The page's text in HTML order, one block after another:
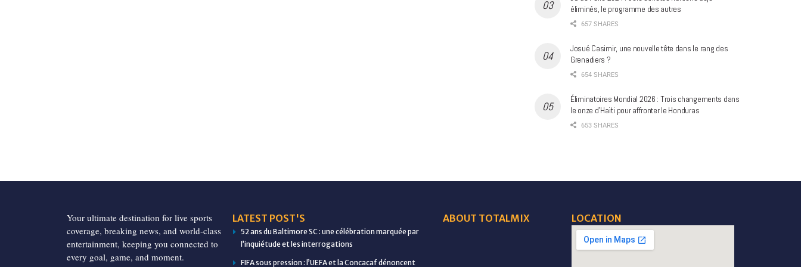
éliminés, le programme des autres
657 SHARES
Josué Casimir, une nouvelle tête dans le rang des
Grenadiers ?
654 SHARES
Éliminatoires Mondial 2026 : Trois changements dans
le onze d’Haïti pour affronter le Honduras
653 SHARES
Your ultimate destination for live sports
coverage, breaking news, and world-class
entertainment, keeping you connected to
every goal, game, and moment.
LATEST POST'S
52 ans du Baltimore SC : une célébration marquée par
l’inquiétude et les interrogations
FIFA sous pression : l’UEFA et la Concacaf dénoncent
ABOUT TOTALMIX LOCATION